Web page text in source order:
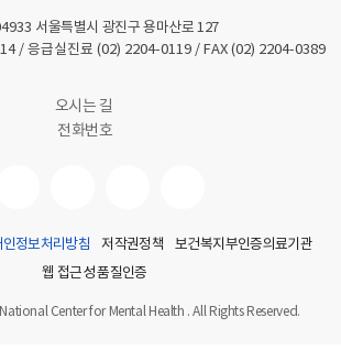
서울특별시 광진구 용마산로 127
/ 응급실진료 (02) 2204-0119/ FAX (02) 2204-0389
오시는 길
전화번호
인정보처리방침 저작권정책
보건복지부인증의료기관
웹 접근성 품질인증
Center for Mental Health . All Rights Reserved.